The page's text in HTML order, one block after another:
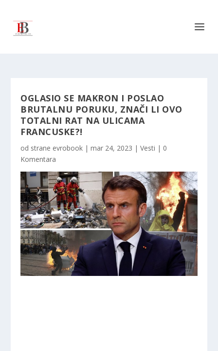
OGLASIO SE MAKRON I POSLAO
BRUTALNU PORUKU, ZNAČI LI OVO
TOTALNI RAT NA ULICAMA
FRANCUSKE?!
od strane evrobook |mar 24, 2023 |Vesti | 0
Komentara